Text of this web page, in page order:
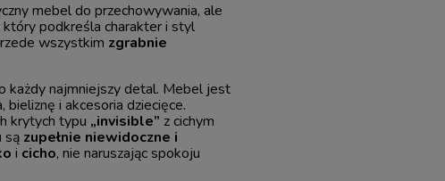
mebel do przechowywania, ale
który podkreśla charakter i styl
wszystkim zgrabnie
każdy najmniejszy detal. Mebel jest
i akcesoria dziecięce.
krytych typu „invisible” z cichym
są zupełnie niewidoczne i
i cicho, nie naruszając spokoju